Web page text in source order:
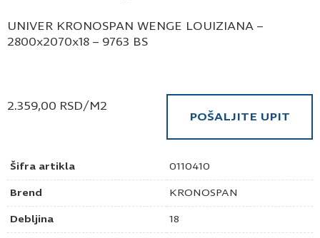
Šifra artikla 0110410
Brend KRONOSPAN
Debljina 18
UNIVER KRONOSPAN WENGE LOUIZIANA –
2800x2070x18 – 9763 BS
2.359,00 RSD/M2
POŠALJITE UPIT